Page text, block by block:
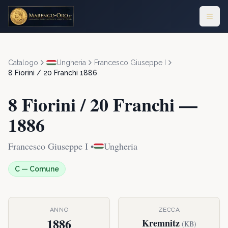
Catalogo Ungheria
Francesco Giuseppe I
8 Fiorini / 20 Franchi 1886
8 Fiorini / 20 Franchi—
1886
Francesco Giuseppe I • Ungheria
C — Comune
ANNO
1886
ZECCA
Kremnitz (KB)